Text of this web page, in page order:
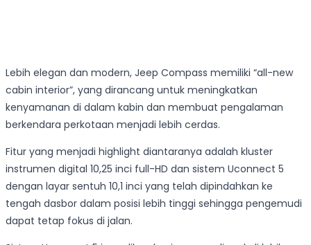
Lebih elegan dan modern, Jeep Compass memiliki “all-new
cabin interior”, yang dirancang untuk meningkatkan
kenyamanan di dalam kabin dan membuat pengalaman
berkendara perkotaan menjadi lebih cerdas.
Fitur yang menjadi highlight diantaranya adalah kluster
instrumen digital 10,25 inci full-HD dan sistem Uconnect 5
dengan layar sentuh 10,1 inci yang telah dipindahkan ke
tengah dasbor dalam posisi lebih tinggi sehingga pengemudi
dapat tetap fokus di jalan.